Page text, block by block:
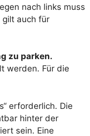
nach links muss
gilt auch für
zu parken.
werden. Für die
erforderlich. Die
hinter der
sein. Eine